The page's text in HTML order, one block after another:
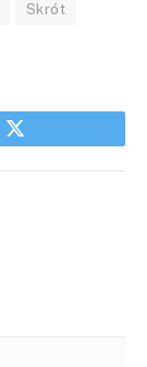
Skrót
Twitter